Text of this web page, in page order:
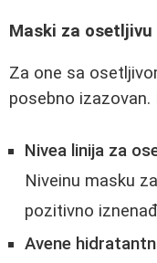
Maski za osetljivu
Za one sa
posebno
Nivea linija za
Niveinu masku
pozitivno
Avene